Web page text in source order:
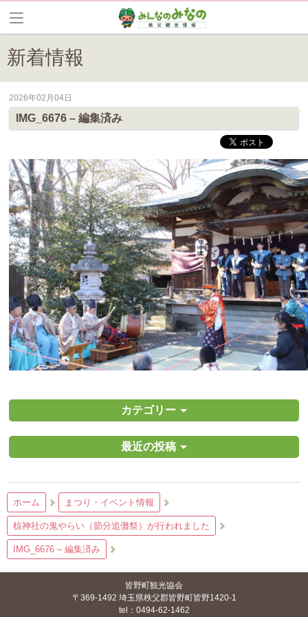
新着情報
皆野町のイベントやお祭り、花情報等の最新情報や観光協会会員情報
2026年02月04日
IMG_6676 – 編集済み
カテゴリー
最近の投稿
ホーム まつり・イベント情報
椋神社の鬼やらい（節分追儺祭）が行われました
IMG_6676 – 編集済み
皆野町観光協会
〒369-1492 埼玉県秩父郡皆野町皆野1420-1
tel：0494-62-1462